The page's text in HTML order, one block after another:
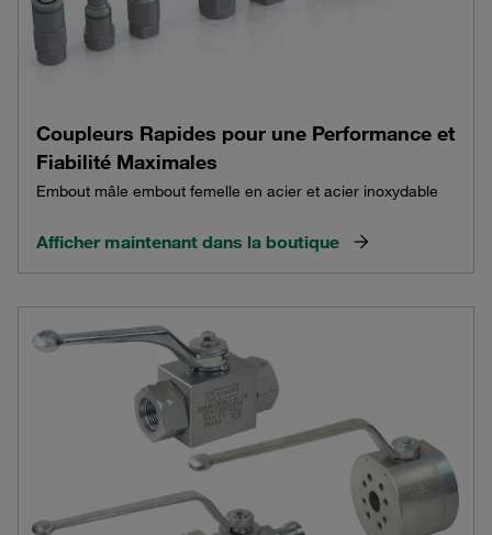
Coupleurs Rapides pour une Performance et
Fiabilité Maximales
Embout mâle embout femelle en acier et acier inoxydable
Afficher maintenant dans la boutique